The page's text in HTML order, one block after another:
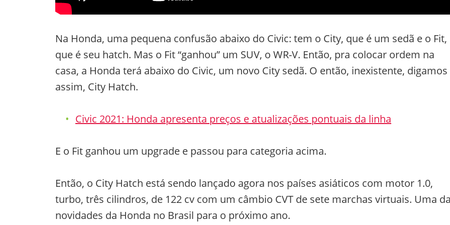
Na Honda, uma pequena confusão abaixo do Civic: tem o City, que é um sedã e o Fit,
que é seu hatch. Mas o Fit “ganhou” um SUV, o WR-V. Então, pra colocar ordem na
casa, a Honda terá abaixo do Civic, um novo City sedã. O então, inexistente, digamos
assim, City Hatch.
Civic 2021: Honda apresenta preços e atualizações pontuais da linha
E o Fit ganhou um upgrade e passou para categoria acima.
Então, o City Hatch está sendo lançado agora nos países asiáticos com motor 1.0,
turbo, três cilindros, de 122 cv com um câmbio CVT de sete marchas virtuais. Uma
novidades da Honda no Brasil para o próximo ano.